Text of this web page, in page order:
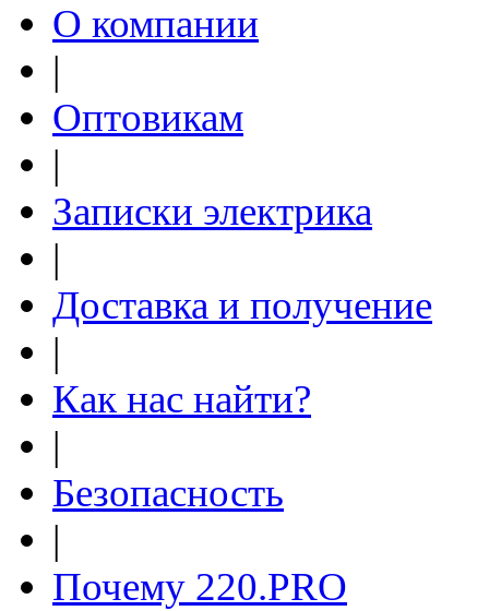
О компании
|
Оптовикам
|
Записки электрика
|
Доставка и получение
|
Как нас найти?
|
Безопасность
|
Почему 220.PRO